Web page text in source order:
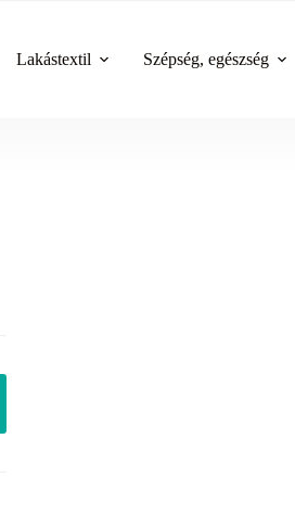
Lakástextil Szépség, egészség